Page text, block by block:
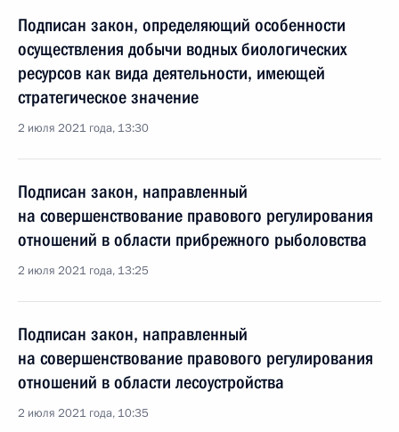
Подписан закон, определяющий особенности
осуществления добычи водных биологических
ресурсов как вида деятельности, имеющей
стратегическое значение
2 июля 2021 года, 13:30
Подписан закон, направленный
на совершенствование правового регулирования
отношений в области прибрежного рыболовства
2 июля 2021 года, 13:25
Подписан закон, направленный
на совершенствование правового регулирования
отношений в области лесоустройства
2 июля 2021 года, 10:35